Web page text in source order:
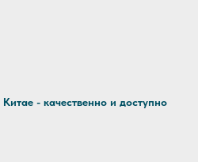
- качественно и доступно